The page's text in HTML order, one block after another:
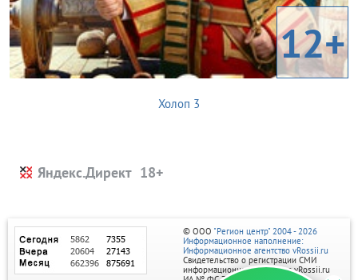
12+
Холоп 3
Яндекс.Директ
© ООО "Регион центр" 2004 - 2026
Информационное наполнение:
Информационное агентство vRossii.ru
Свидетельство о регистрации СМИ
информационного агентства vRossii.ru